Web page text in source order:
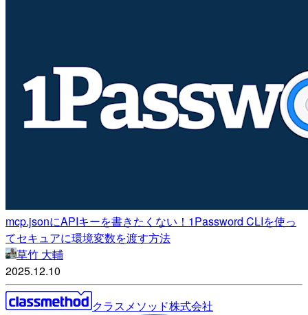
mcp.jsonにAPIキーを書きたくない！1Password CLIを使っ
てセキュアに環境変数を渡す方法
草竹 大輔
2025.12.10
クラスメソッド株式会社